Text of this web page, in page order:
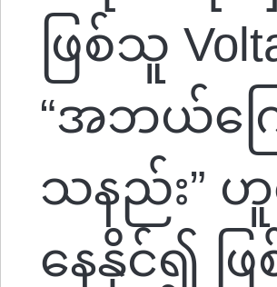
ဖြစ်သူ
“အဘယ်ကြေ
သနည်း” ဟူ
နေနိုင်၍ ဖ